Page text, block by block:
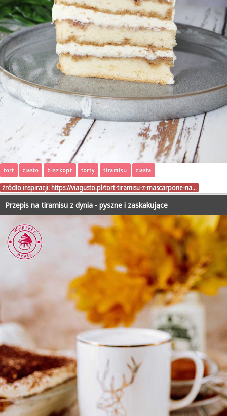
tort ciasto biszkopt torty tiramisu ciasta
źródło inspiracji: https://viagusto.pl/tort-tiramisu-z-mascarpone-na…
Przepis na tiramisu z dynia - pyszne i zaskakujące